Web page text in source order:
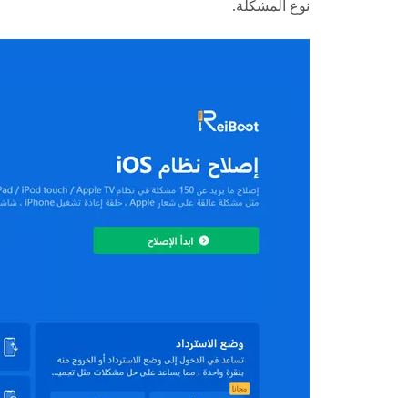
نوع المشكلة.